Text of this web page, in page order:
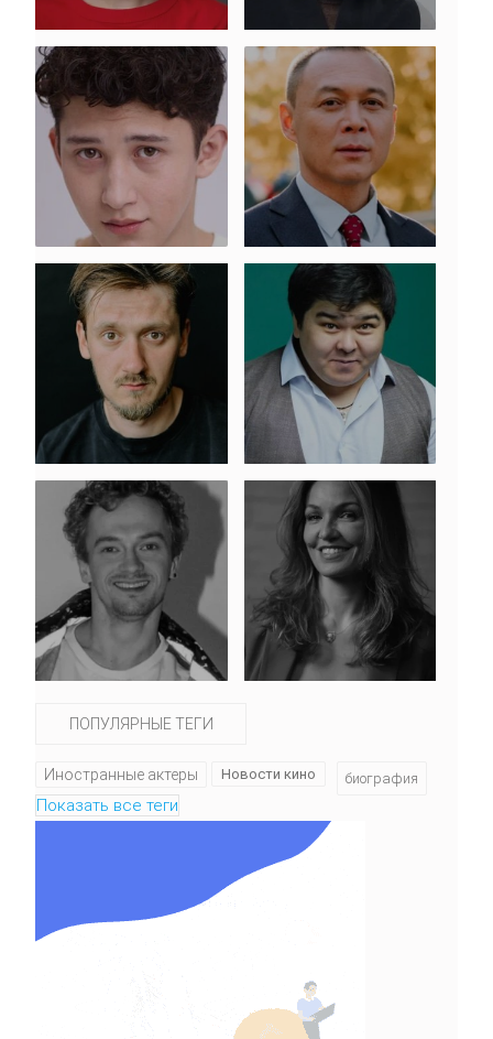
ПОПУЛЯРНЫЕ ТЕГИ
Иностранные актеры Новости кино биография
Показать все теги